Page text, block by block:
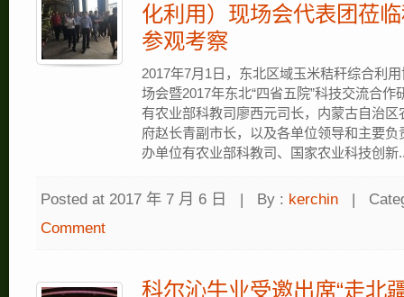
化利用）现场会代表团莅
参观考察
2017年7月1日，东北区域玉米秸秆综合利
场会暨2017年东北“四省五院”科技交流合
有农业部科教司廖西元司长，内蒙古自治
府赵长青副市长，以及各单位领导和主要
办单位有农业部科教司、国家农业科技创新
Posted at 2017 年 7 月 6 日 | By : kerchin |
Comment
科尔沁牛业受邀出席“走北